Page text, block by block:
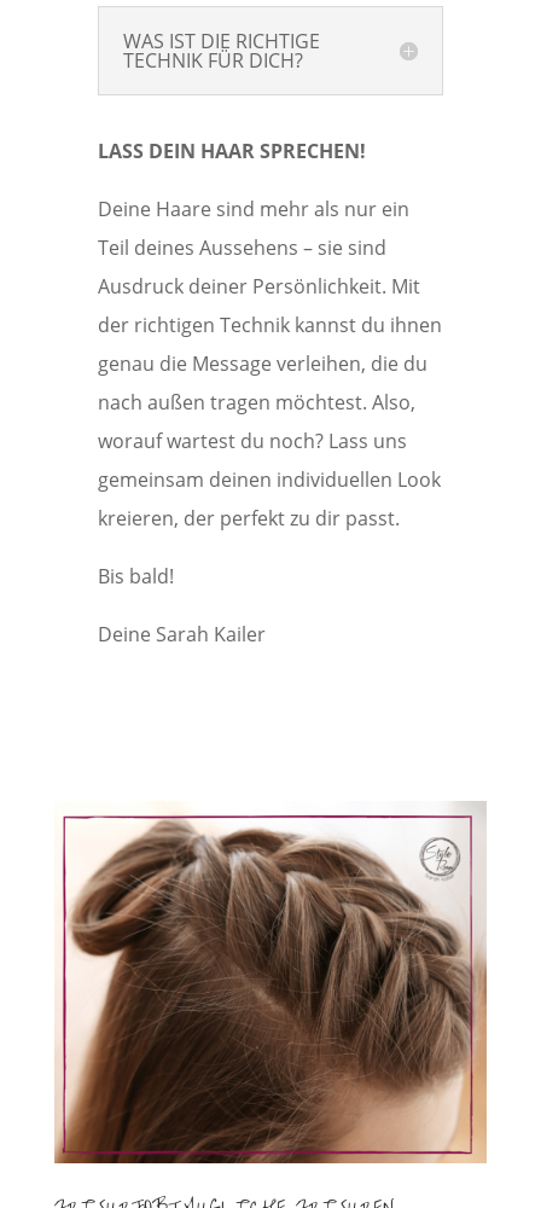
WAS IST DIE RICHTIGE
TECHNIK FÜR DICH?
LASS DEIN HAAR SPRECHEN!
Deine Haare sind mehr als nur ein
Teil deines Aussehens – sie sind
Ausdruck deiner Persönlichkeit. Mit
der richtigen Technik kannst du ihnen
genau die Message verleihen, die du
nach außen tragen möchtest. Also,
worauf wartest du noch? Lass uns
gemeinsam deinen individuellen Look
kreieren, der perfekt zu dir passt.
Bis bald!
Deine Sarah Kailer